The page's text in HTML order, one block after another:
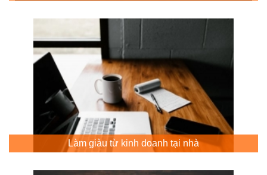
Làm giàu từ kinh doanh tại nhà